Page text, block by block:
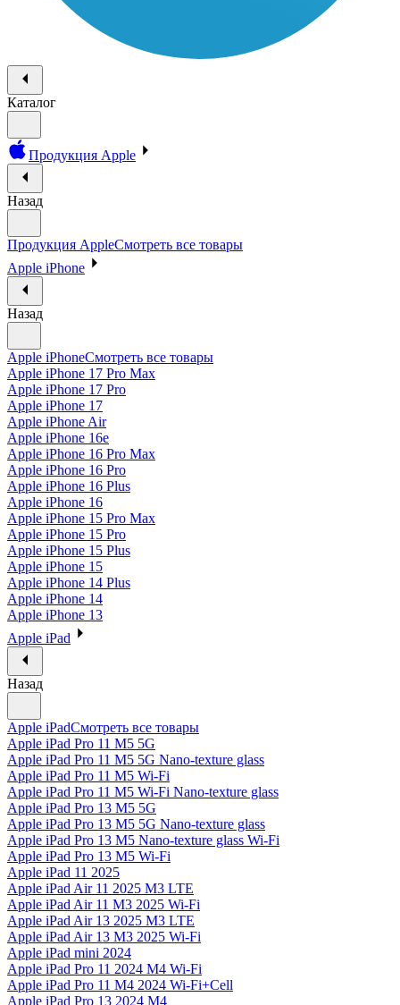
Каталог
Продукция Apple
Назад
Продукция AppleСмотреть все товары
Apple iPhone
Назад
Apple iPhoneСмотреть все товары
Apple iPhone 17 Pro Max
Apple iPhone 17 Pro
Apple iPhone 17
Apple iPhone Air
Apple iPhone 16e
Apple iPhone 16 Pro Max
Apple iPhone 16 Pro
Apple iPhone 16 Plus
Apple iPhone 16
Apple iPhone 15 Pro Max
Apple iPhone 15 Pro
Apple iPhone 15 Plus
Apple iPhone 15
Apple iPhone 14 Plus
Apple iPhone 14
Apple iPhone 13
Apple iPad
Назад
Apple iPadСмотреть все товары
Apple iPad Pro 11 M5 5G
Apple iPad Pro 11 M5 5G Nano-texture glass
Apple iPad Pro 11 M5 Wi-Fi
Apple iPad Pro 11 M5 Wi-Fi Nano-texture glass
Apple iPad Pro 13 M5 5G
Apple iPad Pro 13 M5 5G Nano-texture glass
Apple iPad Pro 13 M5 Nano-texture glass Wi-Fi
Apple iPad Pro 13 M5 Wi-Fi
Apple iPad 11 2025
Apple iPad Air 11 2025 M3 LTE
Apple iPad Air 11 M3 2025 Wi-Fi
Apple iPad Air 13 2025 M3 LTE
Apple iPad Air 13 M3 2025 Wi-Fi
Apple iPad mini 2024
Apple iPad Pro 11 2024 M4 Wi-Fi
Apple iPad Pro 11 M4 2024 Wi-Fi+Cell
Apple iPad Pro 13 2024 M4